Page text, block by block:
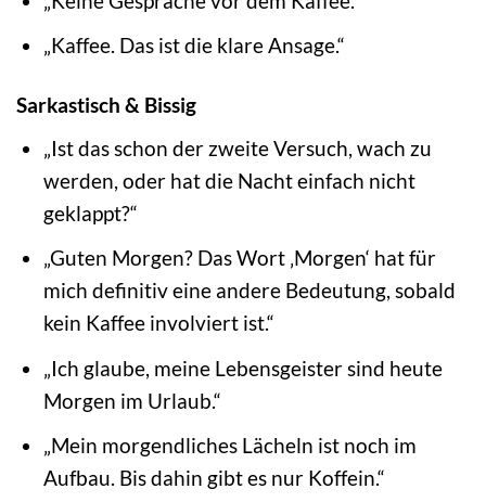
„Kaffee. Das ist die klare Ansage.“
Sarkastisch & Bissig
„Ist das schon der zweite Versuch, wach zu
werden, oder hat die Nacht einfach nicht
geklappt?“
„Guten Morgen? Das Wort ‚Morgen‘ hat für
mich definitiv eine andere Bedeutung, sobald
kein Kaffee involviert ist.“
„Ich glaube, meine Lebensgeister sind heute
Morgen im Urlaub.“
„Mein morgendliches Lächeln ist noch im
Aufbau. Bis dahin gibt es nur Koffein.“